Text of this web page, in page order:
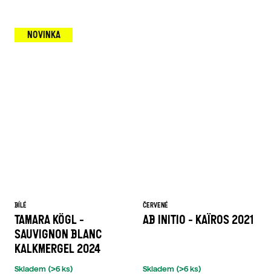
NOVINKA
BÍLÉ
TAMARA KÖGL -
SAUVIGNON BLANC
KALKMERGEL 2024
Skladem (>6 ks)
ČERVENÉ
AB INITIO - KAÏROS 2021
Skladem (>6 ks)